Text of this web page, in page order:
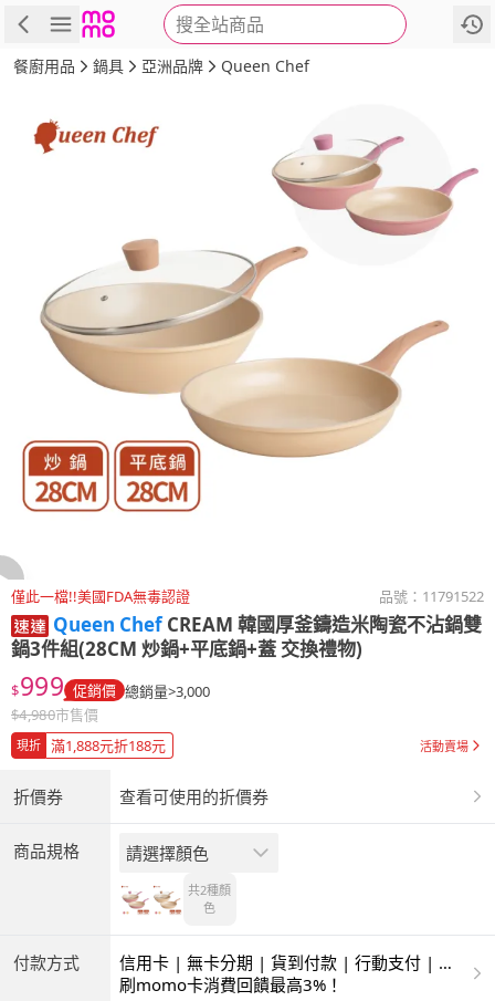
搜全站商品
商品 評價 詳情
餐廚用品 鍋具 亞洲品牌 Queen Chef
僅此一檔!!美國FDA無毒認證 品號： 11791522
Queen Chef CREAM 韓國厚釜鑄造米陶瓷不沾鍋雙
鍋3件組(28CM 炒鍋+平底鍋+蓋 交換禮物)
$999 促銷價 總銷量>3,000
$4,980市售價
現折 滿1,888元折188元 活動賣場
折價券 查看可使用的折價券
商品規格 請選擇顏色
共2種顏
色
付款方式
信用卡 | 無卡分期 | 貨到付款 | 行動支付 | 超
商付款 | ATM | 銀聯卡
刷momo卡消費回饋最高3%！